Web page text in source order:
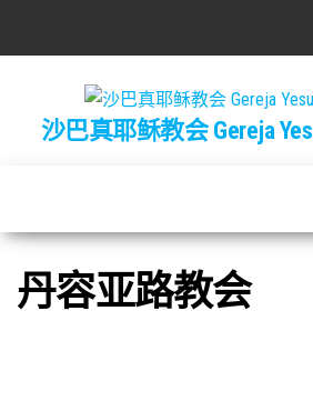
沙巴真耶稣教会 Gereja
丹容亚路教会